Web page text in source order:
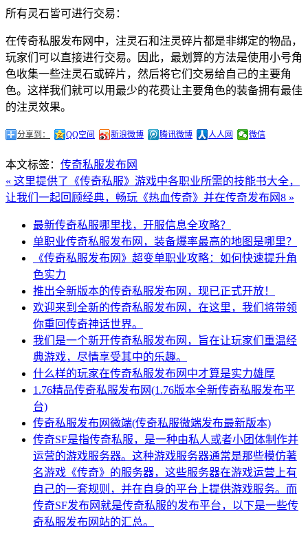
所有灵石皆可进行交易：
在传奇私服发布网中，注灵石和注灵碎片都是非绑定的物品，
玩家们可以直接进行交易。因此，最划算的方法是使用小号角
色收集一些注灵石或碎片，然后将它们交易给自己的主要角
色。这样我们就可以用最少的花费让主要角色的装备拥有最佳
的注灵效果。
分享到： QQ空间 新浪微博 腾讯微博 人人网 微信
本文标签： 传奇私服发布网
« 这里提供了《传奇私服》游戏中各职业所需的技能书大全，
让我们一起回顾经典，畅玩《热血传奇》并在传奇发布网8 »
最新传奇私服哪里找，开服信息全攻略？
单职业传奇私服发布网，装备爆率最高的地图是哪里？
《传奇私服发布网》超变单职业攻略：如何快速提升角
色实力
推出全新版本的传奇私服发布网，现已正式开放！
欢迎来到全新的传奇私服发布网，在这里，我们将带领
你重回传奇神话世界。
我们是一个新开传奇私服发布网，旨在让玩家们重温经
典游戏，尽情享受其中的乐趣。
什么样的玩家在传奇私服发布网中才算是实力雄厚
1.76精品传奇私服发布网(1.76版本全新传奇私服发布平
台)
传奇私服发布网微端(传奇私服微端发布最新版本)
传奇SF是指传奇私服，是一种由私人或者小团体制作并
运营的游戏服务器。这种游戏服务器通常是那些模仿著
名游戏《传奇》的服务器，这些服务器在游戏运营上有
自己的一套规则，并在自身的平台上提供游戏服务。而
传奇SF发布网就是传奇私服的发布平台，以下是一些传
奇私服发布网站的汇总。